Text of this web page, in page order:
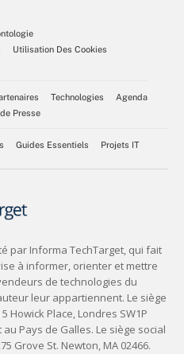
Utilisation Des Cookies
Technologies
Agenda
Presse
Guides Essentiels Projets IT